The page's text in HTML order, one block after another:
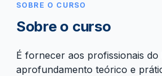
SOBRE O CURSO
Sobre o curso
É fornecer aos profissionais do
aprofundamento teórico e